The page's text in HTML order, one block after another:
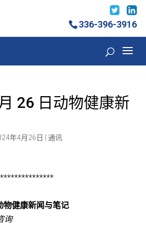
336-396-3916
26 日动物健康新
年4月26日 |通讯
物健康新闻与笔记
询